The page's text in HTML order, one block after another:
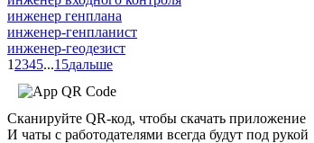
инженер генплана
инженер-генпланист
инженер-геодезист
1 2345...15дальше
Сканируйте QR-код, чтобы скачать приложение
И чаты с работодателями всегда будут под рукой